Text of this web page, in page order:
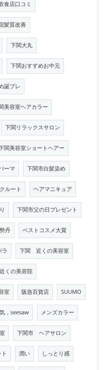
食店口コミ
髪質改善
下関大丸
下関おすすめお中元
誕プレ
美容室ヘアカラー
下関リラックスサロン
関美容室ショートヘアー
ーマ 下関市白髪染め
ルート ヘアマニキュア
下関市父の日プレゼント
丹 ベストコスメ大賞
ラ 下関 近くの美容室
くの美容院
室 阪急百貨店 SUUMO
，seesaw メンズカラー
下関市 ヘアサロン
潤い しっとり感